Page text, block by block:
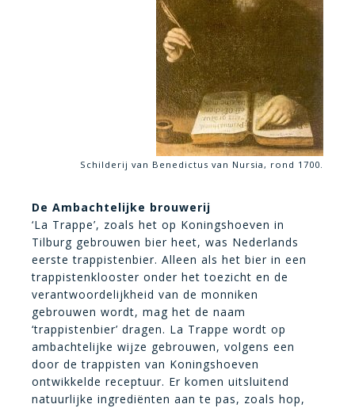
Schilderij van Benedictus van Nursia, rond 1700.
De Ambachtelijke brouwerij
‘La Trappe’, zoals het op Koningshoeven in
Tilburg gebrouwen bier heet, was Nederlands
eerste trappistenbier. Alleen als het bier in een
trappistenklooster onder het toezicht en de
verantwoordelijkheid van de monniken
gebrouwen wordt, mag het de naam
‘trappistenbier’ dragen. La Trappe wordt op
ambachtelijke wijze gebrouwen, volgens een
door de trappisten van Koningshoeven
ontwikkelde receptuur. Er komen uitsluitend
natuurlijke ingrediënten aan te pas, zoals hop,